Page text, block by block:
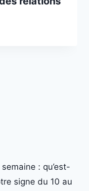
: qu’est-
signe du 10 au